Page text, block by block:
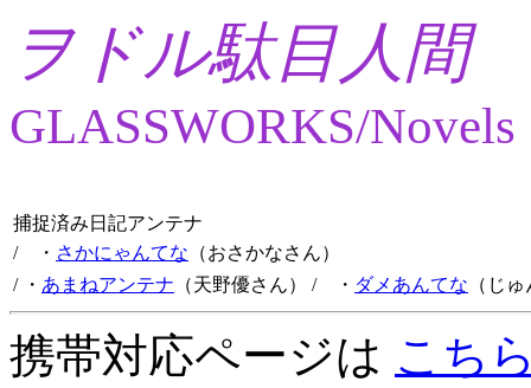
ヲドル駄目人間
GLASSWORKS/Novels
捕捉済み日記アンテナ
/ ・ さかにゃんてな （おさかなさん）
/ ・ あまねアンテナ （天野優さん） / ・ ダメあんてな （じ
携帯対応ページは こち